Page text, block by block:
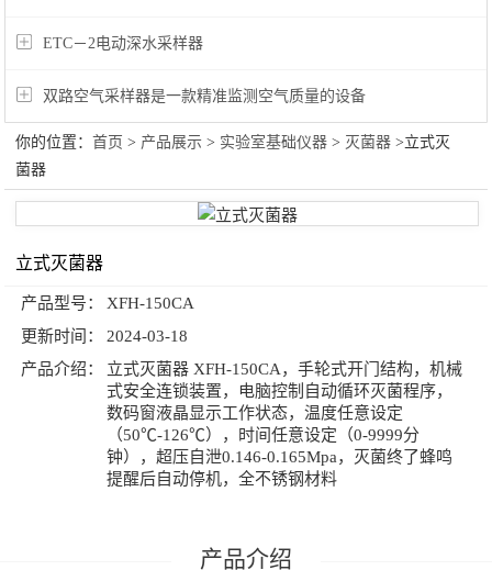
ETC－2电动深水采样器
双路空气采样器是一款精准监测空气质量的设备
你的位置：首页 > 产品展示 > 实验室基础仪器 > 灭菌器 >立式灭
菌器
立式灭菌器
产品型号：
XFH-150CA
更新时间：
2024-03-18
产品介绍：
立式灭菌器 XFH-150CA，手轮式开门结构，机械
式安全连锁装置，电脑控制自动循环灭菌程序，
数码窗液晶显示工作状态，温度任意设定
（50℃-126℃），时间任意设定（0-9999分
钟），超压自泄0.146-0.165Mpa，灭菌终了蜂鸣
提醒后自动停机，全不锈钢材料